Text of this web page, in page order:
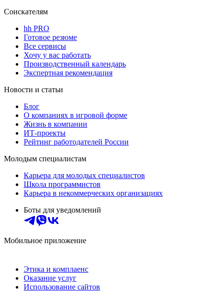
Соискателям
hh PRO
Готовое резюме
Все сервисы
Хочу у вас работать
Производственный календарь
Экспертная рекомендация
Новости и статьи
Блог
О компаниях в игровой форме
Жизнь в компании
ИТ-проекты
Рейтинг работодателей России
Молодым специалистам
Карьера для молодых специалистов
Школа программистов
Карьера в некоммерческих организациях
Боты для уведомлений
Мобильное приложение
Этика и комплаенс
Оказание услуг
Использование сайтов